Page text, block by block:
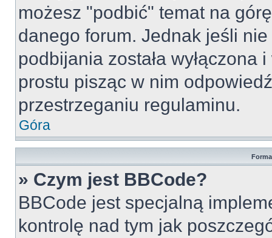
możesz "podbić" temat na
danego forum. Jednak jeśli
podbijania została
prostu pisząc w nim
przestrzeganiu regulaminu.
Góra
» Czym jest BBCode?
BBCode jest specjalną
kontrolę nad tym jak